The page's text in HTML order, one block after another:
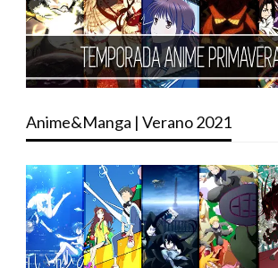
Anime&Manga | Verano 2021